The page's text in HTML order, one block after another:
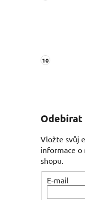
Vložte svůj
informace o
shopu.
E-mail